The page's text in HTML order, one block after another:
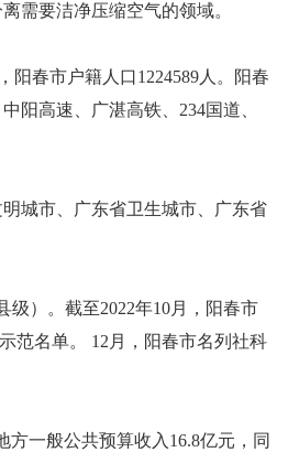
需要洁净压缩空气的领域。
阳春市户籍人口1224589人。阳春
阳高速、广湛高铁、234国道、
城市、广东省卫生城市、广东省
级）。截至2022年10月，阳春市
范名单。 12月，阳春市名列社科
方一般公共预算收入16.8亿元，同